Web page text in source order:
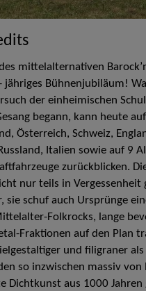
mittelalternativen
jähriges Bühnenjubiläum!
der einheimischen
begann, kann heute
Österreich, Schweiz,
Russland, Italien sowie auf 9
zurückblicken.
nur teils in Vergessenheit
sie schuf auch Ursprünge
Folkrocks, lange
Fraktionen auf den Plan
und filigraner als
so inzwischen massiv von
Dichtkunst aus 1000